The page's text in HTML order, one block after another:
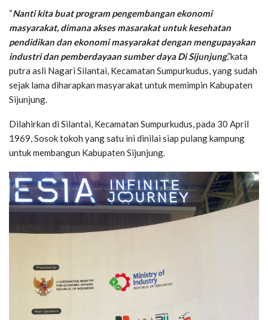
“Nanti kita buat program pengembangan ekonomi
masyarakat, dimana akses masarakat untuk kesehatan
pendidikan dan ekonomi masyarakat dengan mengupayakan
industri dan pemberdayaan sumber daya Di Sijunjung,”kata
putra asli Nagari Silantai, Kecamatan Sumpurkudus, yang sudah
sejak lama diharapkan masyarakat untuk memimpin Kabupaten
Sijunjung.
Dilahirkan di Silantai, Kecamatan Sumpurkudus, pada 30 April
1969, Sosok tokoh yang satu ini dinilai siap pulang kampung
untuk membangun Kabupaten Sijunjung.